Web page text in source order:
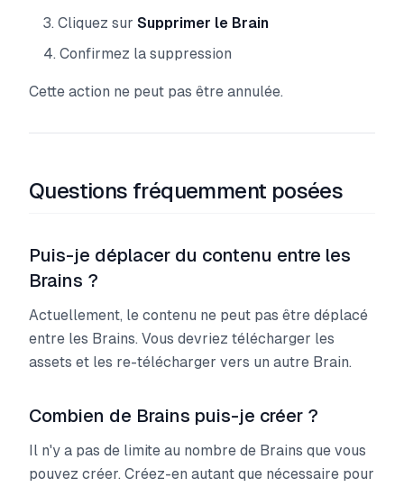
Cliquez sur Supprimer le Brain
Confirmez la suppression
Cette action ne peut pas être annulée.
Questions fréquemment posées
Puis-je déplacer du contenu entre les
Brains ?
Actuellement, le contenu ne peut pas être déplacé
entre les Brains. Vous devriez télécharger les
assets et les re-télécharger vers un autre Brain.
Combien de Brains puis-je créer ?
Il n'y a pas de limite au nombre de Brains que vous
pouvez créer. Créez-en autant que nécessaire pour